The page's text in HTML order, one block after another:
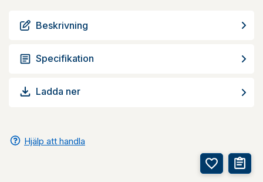
Beskrivning
Specifikation
Ladda ner
Hjälp att handla